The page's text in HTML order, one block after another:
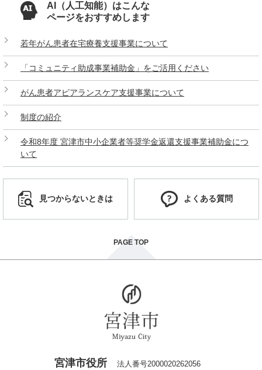
AI（人工知能）はこんな
ページをおすすめします
若年がん患者在宅療養支援事業について
「コミュニティ助成事業補助金」をご活用ください
がん患者アピアランスケア支援事業について
制度の紹介
令和8年度 宮津市中小企業者等奨学金返還支援事業補助金につ
いて
見つからないときは よくある質問
PAGE TOP
宮津市役所
法人番号2000020262056